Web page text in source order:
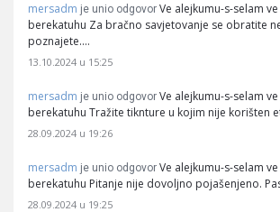
mersadm je unio odgovor Ve alejkumu-s-selam
berekatuhu Za bračno savjetovanje se obratite
poznajete.…
13.10.2024 u 15:25
mersadm je unio odgovor Ve alejkumu-s-selam
berekatuhu Tražite tiknture u kojim nije korišten
28.09.2024 u 19:26
mersadm je unio odgovor Ve alejkumu-s-selam
berekatuhu Pitanje nije dovoljno pojašenjeno.
28.09.2024 u 19:25